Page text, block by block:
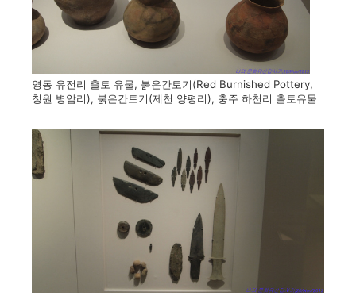
영동 유전리 출토 유물, 붉은간토기(Red Burnished Pottery,
청원 병암리), 붉은간토기(제천 양평리), 충주 하천리 출토유물